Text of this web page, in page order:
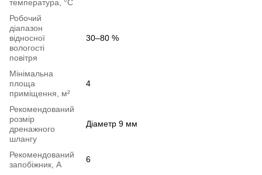
температура, °С
Робочий
діапазон
відносної
вологості
повітря
30–80 %
Мінімальна
площа
приміщення, м²
4
Рекомендований
розмір
дренажного
шлангу
Діаметр 9 мм
Рекомендований
запобіжник, А
6